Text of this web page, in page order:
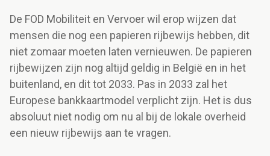
De FOD Mobiliteit en Vervoer wil erop wijzen dat
mensen die nog een papieren rijbewijs hebben, dit
niet zomaar moeten laten vernieuwen. De papieren
rijbewijzen zijn nog altijd geldig in België en in het
buitenland, en dit tot 2033. Pas in 2033 zal het
Europese bankkaartmodel verplicht zijn. Het is dus
absoluut niet nodig om nu al bij de lokale overheid
een nieuw rijbewijs aan te vragen.